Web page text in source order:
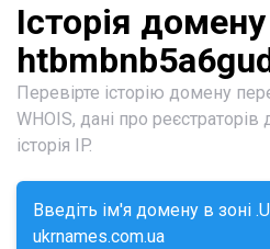
Історія
Перевірте історію домену
WHOIS, дані про
історія IP.
Введіть ім'я домену в зоні
ukrnames.com.ua